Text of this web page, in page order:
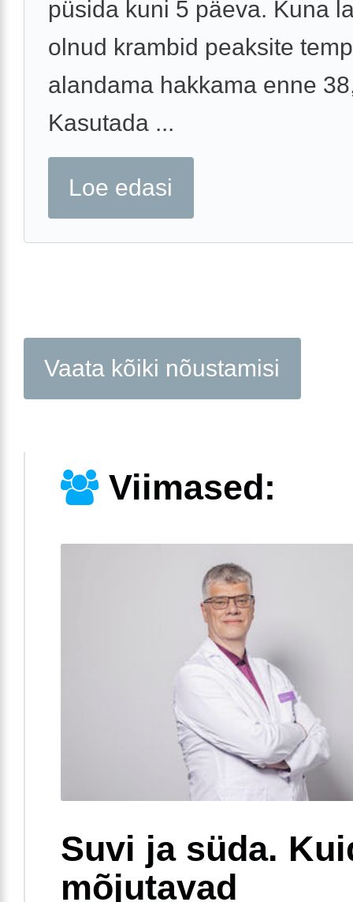
püsida kuni 5 päeva. Kuna
olnud krambid peaksite
alandama hakkama enne
Kasutada ...
Loe edasi
Vaata kõiki nõustamisi
Viimased:
Suvi ja süda.
mõjutavad